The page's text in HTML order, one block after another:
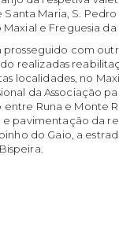
Maria, S.
e Freguesia da
com
realizadas
localidades, no
da Associação
entre Runa e Monte
pavimentação da
do Gaio, a